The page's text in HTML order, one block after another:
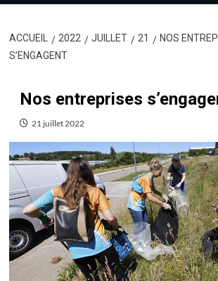
ACCUEIL 2022 JUILLET 21
NOS
S’ENGAGENT
Nos entreprises
21 juillet 2022